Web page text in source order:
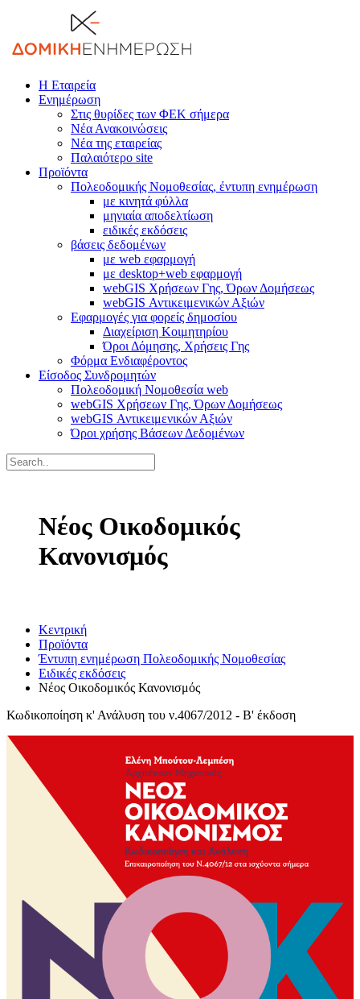
Η Εταιρεία
Ενημέρωση
Στις θυρίδες των ΦΕΚ σήμερα
Νέα Ανακοινώσεις
Νέα της εταιρείας
Παλαιότερο site
Προϊόντα
Πολεοδομικής Νομοθεσίας, έντυπη ενημέρωση
με κινητά φύλλα
μηνιαία αποδελτίωση
ειδικές εκδόσεις
βάσεις δεδομένων
με web εφαρμογή
με desktop+web εφαρμογή
webGIS Χρήσεων Γης, Όρων Δομήσεως
webGIS Αντικειμενικών Αξιών
Εφαρμογές για φορείς δημοσίου
Διαχείριση Κοιμητηρίου
Όροι Δόμησης, Χρήσεις Γης
Φόρμα Ενδιαφέροντος
Είσοδος Συνδρομητών
Πολεοδομική Νομοθεσία web
webGIS Χρήσεων Γης, Όρων Δομήσεως
webGIS Αντικειμενικών Αξιών
Όροι χρήσης Βάσεων Δεδομένων
Νέος Οικοδομικός
Κανονισμός
Κεντρική
Προϊόντα
Έντυπη ενημέρωση Πολεοδομικής Νομοθεσίας
Ειδικές εκδόσεις
Νέος Οικοδομικός Κανονισμός
Κωδικοποίηση κ' Ανάλυση του ν.4067/2012 - Β' έκδοση